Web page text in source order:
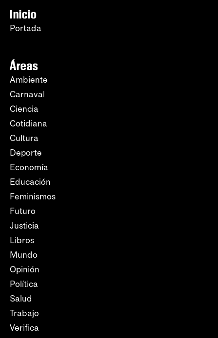
Inicio
Portada
Áreas
Ambiente
Carnaval
Ciencia
Cotidiana
Cultura
Deporte
Economía
Educación
Feminismos
Futuro
Justicia
Libros
Mundo
Opinión
Política
Salud
Trabajo
Verifica